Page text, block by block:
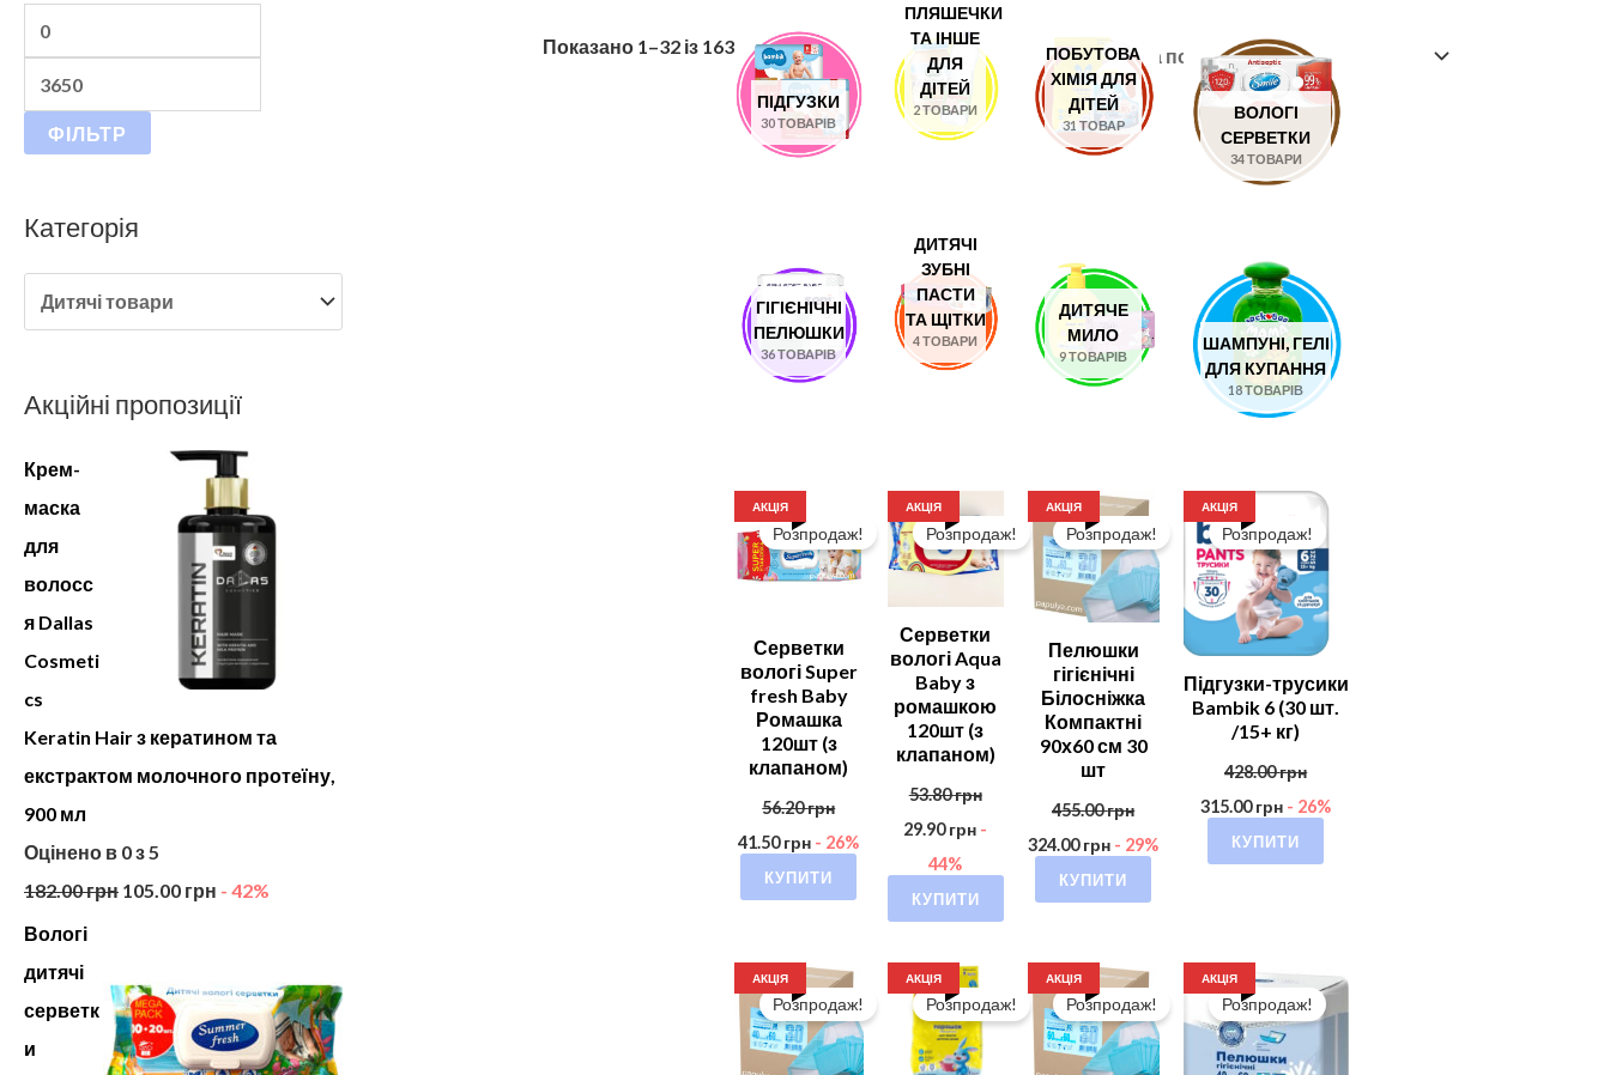
ФІЛЬТР
Категорія
Акційні пропозиції
Крем-
маска
для
волосс
я Dallas
Cosmeti
cs
Keratin Hair з кератином та
екстрактом молочного протеїну,
900 мл
Оцінено в 0з 5
182.00грн 105.00 грн - 42%
Вологі
дитячі
серветк
и
Показано 1–32 із 163
ПІДГУЗКИ
30 ТОВАРІВ
ПЛЯШЕЧКИ
ТА ІНШЕ
ДЛЯ
ДІТЕЙ
2 ТОВАРИ
ПОБУТОВА
ХІМІЯ ДЛЯ
ДІТЕЙ
31 ТОВАР
ВОЛОГІ
СЕРВЕТКИ
34 ТОВАРИ
ГІГІЄНІЧНІ
ПЕЛЮШКИ
36 ТОВАРІВ
ДИТЯЧІ
ЗУБНІ
ПАСТИ
ТА ЩІТКИ
4 ТОВАРИ
ДИТЯЧЕ
МИЛО
9 ТОВАРІВ
ШАМПУНІ, ГЕЛІ
ДЛЯ КУПАННЯ
18 ТОВАРІВ
АКЦІЯ
Розпродаж!
Серветки
вологі Super
fresh Baby
Ромашка
120шт (з
клапаном)
56.20грн
41.50грн - 26%
КУПИТИ
АКЦІЯ
Розпродаж!
Серветки
вологі Aqua
Baby з
ромашкою
120шт (з
клапаном)
53.80грн
29.90грн -
44%
КУПИТИ
АКЦІЯ
Розпродаж!
Пелюшки
гігієнічні
Білосніжка
Компактні
90х60 см 30
шт
455.00грн
324.00грн - 29%
КУПИТИ
АКЦІЯ
Розпродаж!
Підгузки-трусики
Bambik 6 (30 шт.
/15+ кг)
428.00грн
315.00грн - 26%
КУПИТИ
АКЦІЯ
Розпродаж!
АКЦІЯ
Розпродаж!
АКЦІЯ
Розпродаж!
АКЦІЯ
Розпродаж!